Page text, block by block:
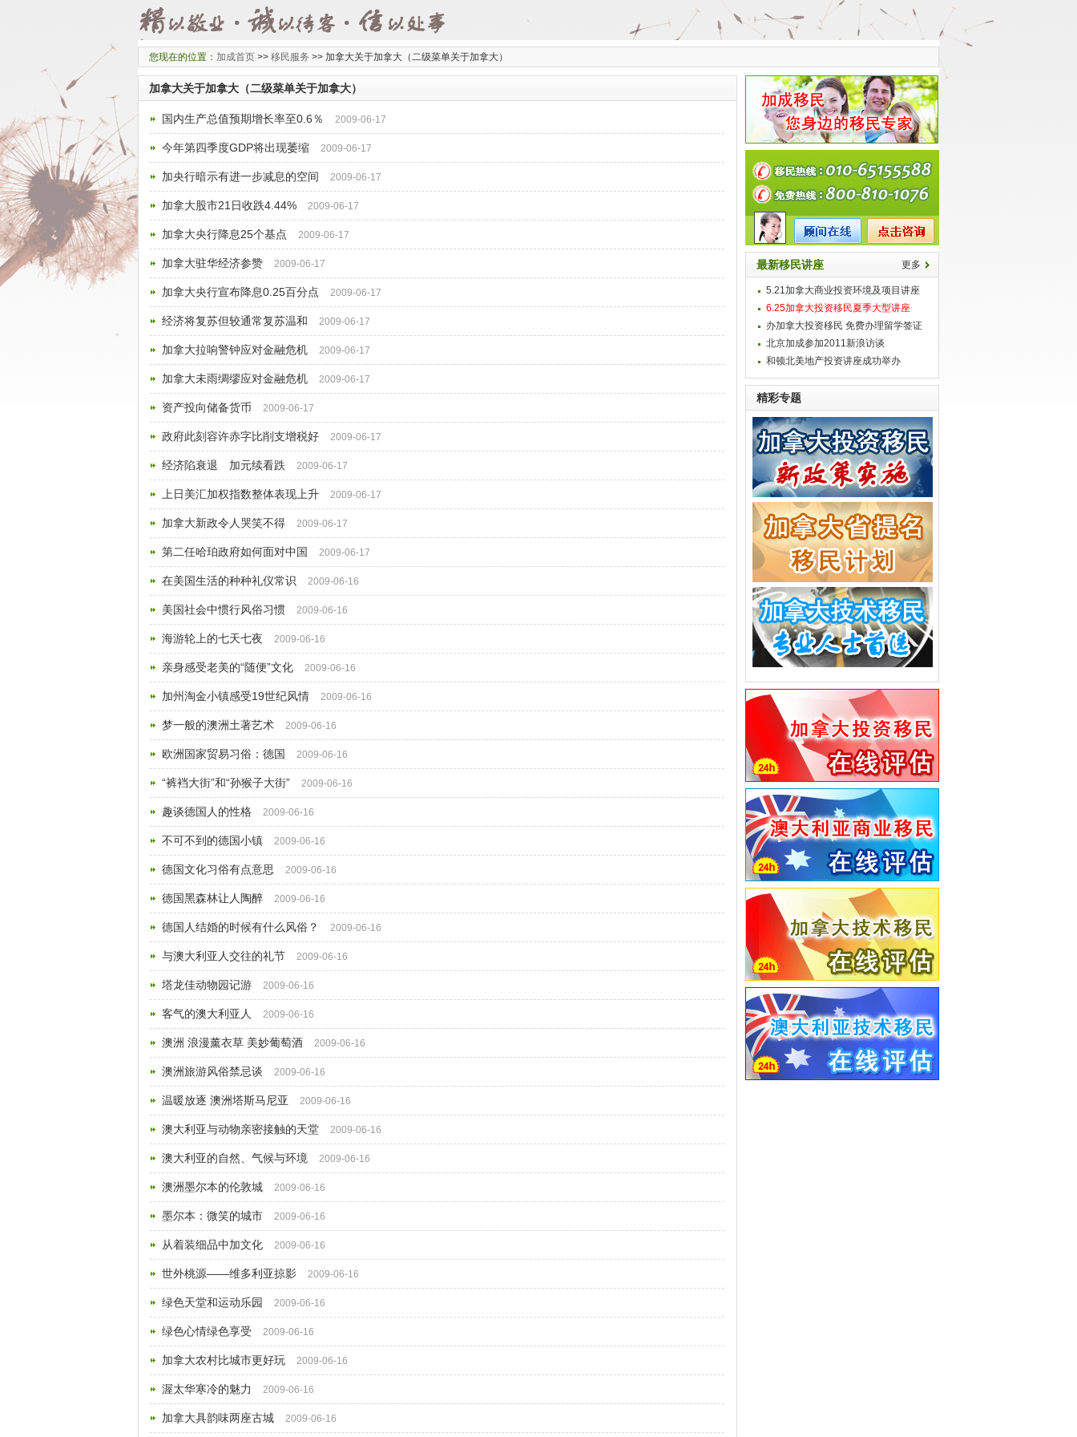
您现在的位置： 加成首页 >> 移民服务 >> 加拿大关于加拿大（二级菜单关于加拿大）
加拿大关于加拿大（二级菜单关于加拿大）
国内生产总值预期增长率至0.6％ 2009-06-17
今年第四季度GDP将出现萎缩 2009-06-17
加央行暗示有进一步减息的空间 2009-06-17
加拿大股市21日收跌4.44% 2009-06-17
加拿大央行降息25个基点 2009-06-17
加拿大驻华经济参赞 2009-06-17
加拿大央行宣布降息0.25百分点 2009-06-17
经济将复苏但较通常复苏温和 2009-06-17
加拿大拉响警钟应对金融危机 2009-06-17
加拿大未雨绸缪应对金融危机 2009-06-17
资产投向储备货币 2009-06-17
政府此刻容许赤字比削支增税好 2009-06-17
经济陷衰退 加元续看跌 2009-06-17
上日美汇加权指数整体表现上升 2009-06-17
加拿大新政令人哭笑不得 2009-06-17
第二任哈珀政府如何面对中国 2009-06-17
在美国生活的种种礼仪常识 2009-06-16
美国社会中惯行风俗习惯 2009-06-16
海游轮上的七天七夜 2009-06-16
亲身感受老美的“随便”文化 2009-06-16
加州淘金小镇感受19世纪风情 2009-06-16
梦一般的澳洲土著艺术 2009-06-16
欧洲国家贸易习俗：德国 2009-06-16
“裤裆大街”和“孙猴子大街” 2009-06-16
趣谈德国人的性格 2009-06-16
不可不到的德国小镇 2009-06-16
德国文化习俗有点意思 2009-06-16
德国黑森林让人陶醉 2009-06-16
德国人结婚的时候有什么风俗？ 2009-06-16
与澳大利亚人交往的礼节 2009-06-16
塔龙佳动物园记游 2009-06-16
客气的澳大利亚人 2009-06-16
澳洲 浪漫薰衣草 美妙葡萄酒 2009-06-16
澳洲旅游风俗禁忌谈 2009-06-16
温暖放逐 澳洲塔斯马尼亚 2009-06-16
澳大利亚与动物亲密接触的天堂 2009-06-16
澳大利亚的自然、气候与环境 2009-06-16
澳洲墨尔本的伦敦城 2009-06-16
墨尔本：微笑的城市 2009-06-16
从着装细品中加文化 2009-06-16
世外桃源——维多利亚掠影 2009-06-16
绿色天堂和运动乐园 2009-06-16
绿色心情绿色享受 2009-06-16
加拿大农村比城市更好玩 2009-06-16
渥太华寒冷的魅力 2009-06-16
加拿大具韵味两座古城 2009-06-16
更多
最新移民讲座
5.21加拿大商业投资环境及项目讲座
6.25加拿大投资移民夏季大型讲座
办加拿大投资移民 免费办理留学签证
北京加成参加2011新浪访谈
和顿北美地产投资讲座成功举办
精彩专题